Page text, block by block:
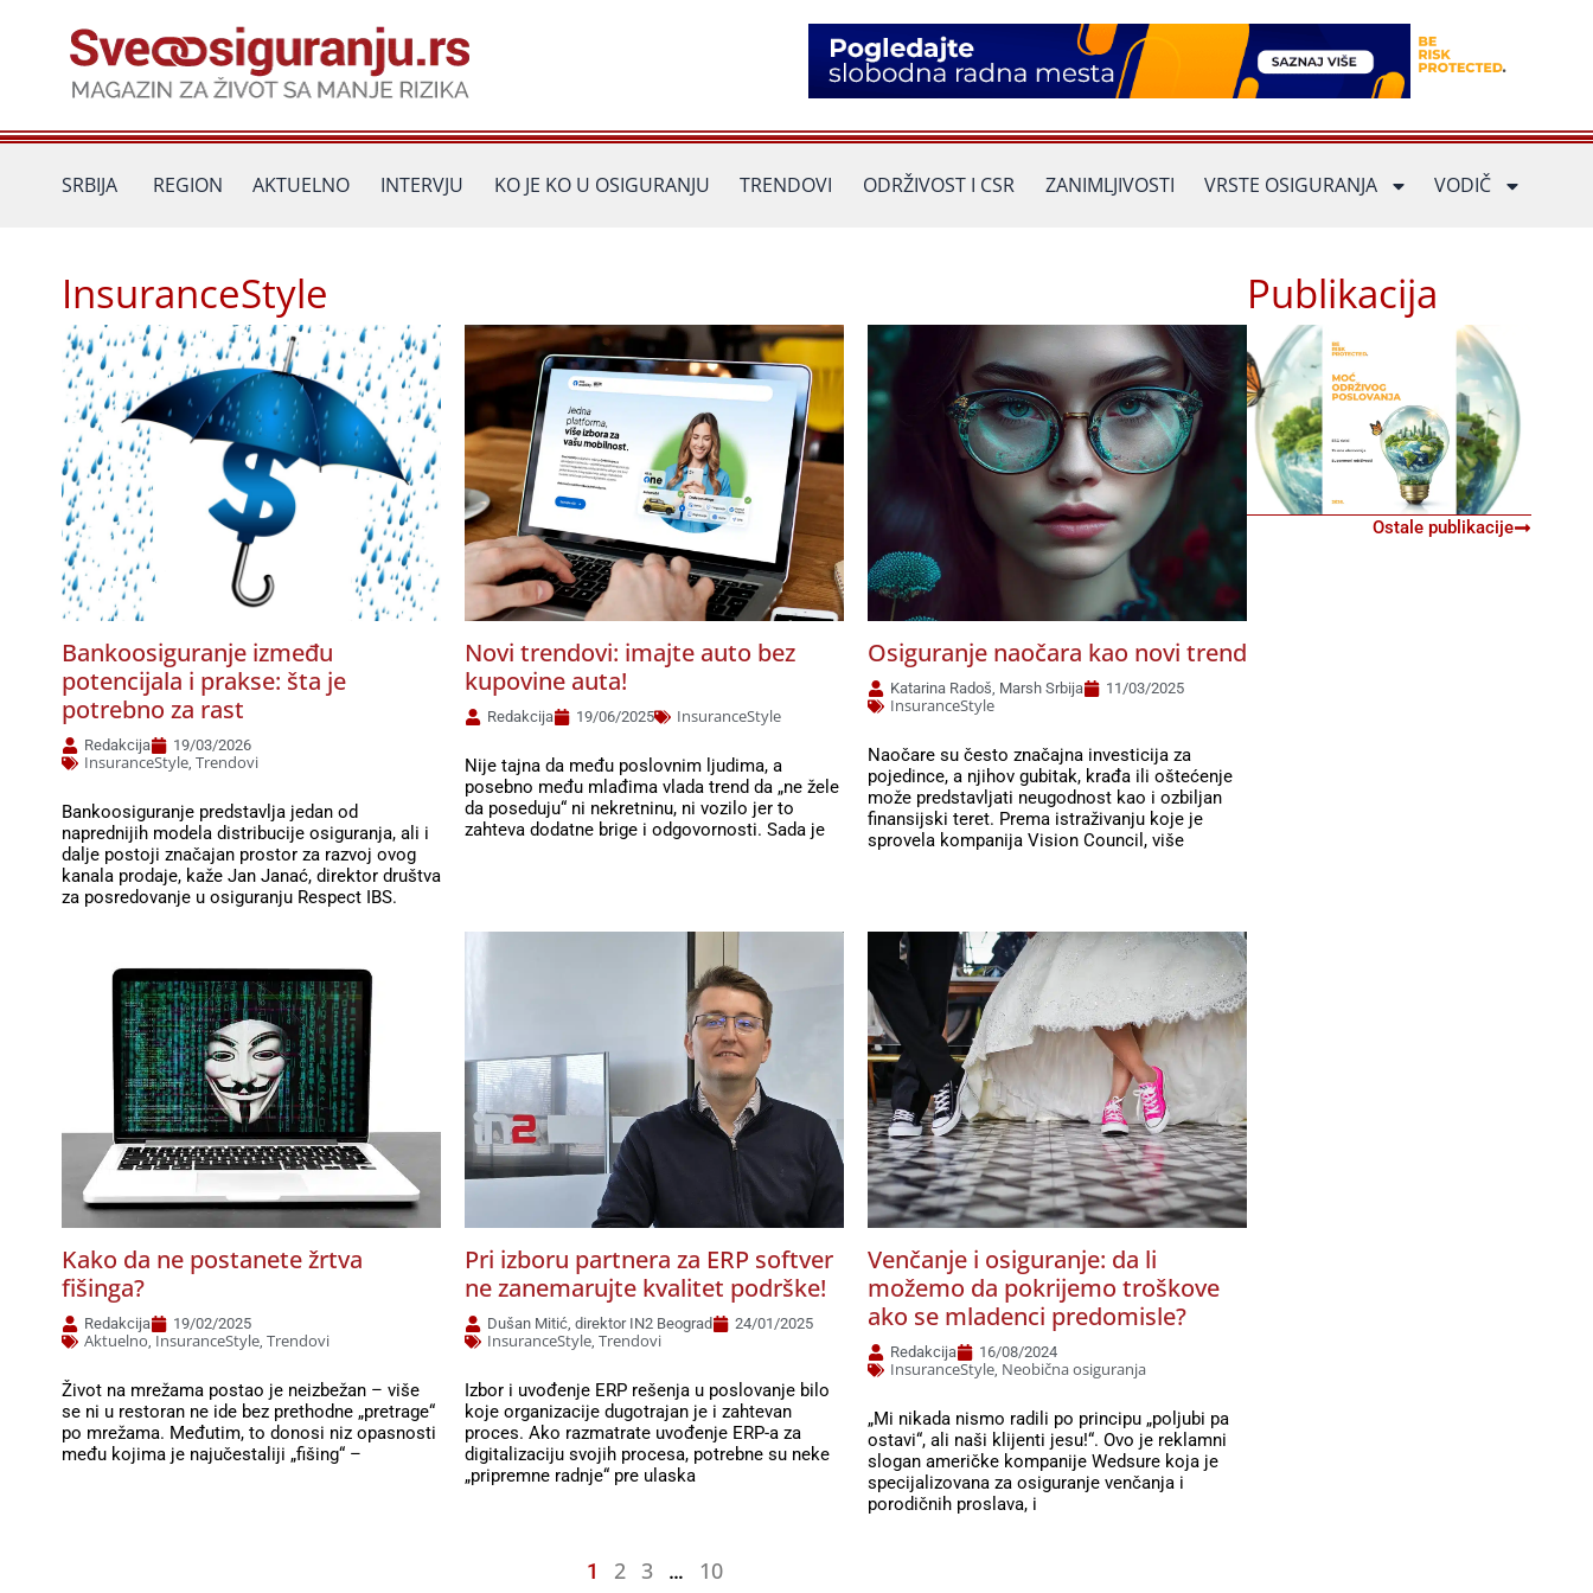
SRBIJA REGION AKTUELNO INTERVJU KO JE KO U OSIGURANJU TRENDOVI ODRŽIVOST I CSR ZANIMLJIVOSTI VRSTE OSIGURANJA VODIČ
InsuranceStyle
Bankoosiguranje između
potencijala i prakse: šta je
potrebno za rast
Redakcija 19/03/2026
InsuranceStyle, Trendovi
Bankoosiguranje predstavlja jedan od
naprednijih modela distribucije osiguranja, ali i
dalje postoji značajan prostor za razvoj ovog
kanala prodaje, kaže Jan Janać, direktor društva
za posredovanje u osiguranju Respect IBS.
Novi trendovi: imajte auto bez
kupovine auta!
Redakcija 19/06/2025 InsuranceStyle
Nije tajna da među poslovnim ljudima, a
posebno među mlađima vlada trend da „ne žele
da poseduju“ ni nekretninu, ni vozilo jer to
zahteva dodatne brige i odgovornosti. Sada je
Osiguranje naočara kao novi trend
Katarina Radoš, Marsh Srbija 11/03/2025
InsuranceStyle
Naočare su često značajna investicija za
pojedince, a njihov gubitak, krađa ili oštećenje
može predstavljati neugodnost kao i ozbiljan
finansijski teret. Prema istraživanju koje je
sprovela kompanija Vision Council, više
Kako da ne postanete žrtva
fišinga?
Redakcija 19/02/2025
Aktuelno, InsuranceStyle, Trendovi
Život na mrežama postao je neizbežan – više
se ni u restoran ne ide bez prethodne „pretrage“
po mrežama. Međutim, to donosi niz opasnosti
među kojima je najučestaliji „fišing“ –
Pri izboru partnera za ERP softver
ne zanemarujte kvalitet podrške!
Dušan Mitić, direktor IN2 Beograd 24/01/2025
InsuranceStyle, Trendovi
Izbor i uvođenje ERP rešenja u poslovanje bilo
koje organizacije dugotrajan je i zahtevan
proces. Ako razmatrate uvođenje ERP-a za
digitalizaciju svojih procesa, potrebne su neke
„pripremne radnje“ pre ulaska
Venčanje i osiguranje: da li
možemo da pokrijemo troškove
ako se mladenci predomisle?
Redakcija 16/08/2024
InsuranceStyle, Neobična osiguranja
„Mi nikada nismo radili po principu „poljubi pa
ostavi“, ali naši klijenti jesu!“. Ovo je reklamni
slogan američke kompanije Wedsure koja je
specijalizovana za osiguranje venčanja i
porodičnih proslava, i
Страница
1
Страница
2
Страница
3 …
Страница
10
Publikacija
Ostale publikacije